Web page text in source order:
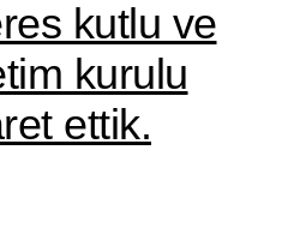
kutlu ve
kurulu
ettik.